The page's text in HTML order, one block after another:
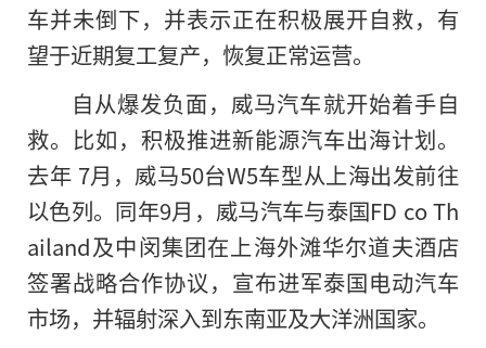
车并未倒下，并表示正在积极展开自救，有
望于近期复工复产，恢复正常运营。
自从爆发负面，威马汽车就开始着手自
救。比如，积极推进新能源汽车出海计划。
去年 7月，威马50台W5车型从上海出发前往
以色列。同年9月，威马汽车与泰国FD co Th
ailand及中闵集团在上海外滩华尔道夫酒店
签署战略合作协议，宣布进军泰国电动汽车
市场，并辐射深入到东南亚及大洋洲国家。